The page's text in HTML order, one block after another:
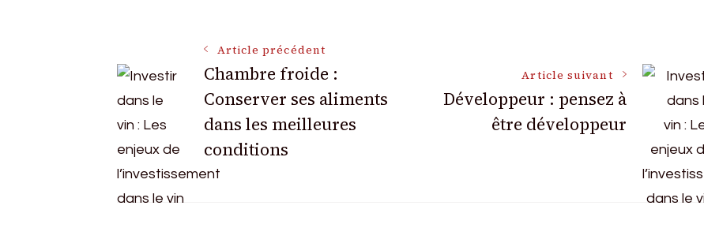
Navigation
des
articles
Article précédent
Chambre froide :
Conserver ses aliments
dans les meilleures
conditions
Article suivant
Développeur : pensez à
être développeur